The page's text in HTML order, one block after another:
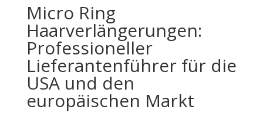
Micro Ring
Haarverlängerungen:
Professioneller
Lieferantenführer für die
USA und den
europäischen Markt